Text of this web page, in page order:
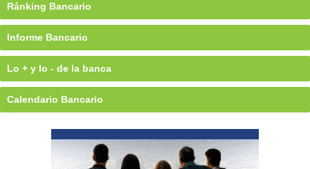
Ránking Bancario
Informe Bancario
Lo + y lo - de la banca
Calendario Bancario